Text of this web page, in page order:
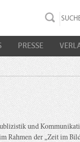
PRESSE
und
Rahmen der „Zeit im